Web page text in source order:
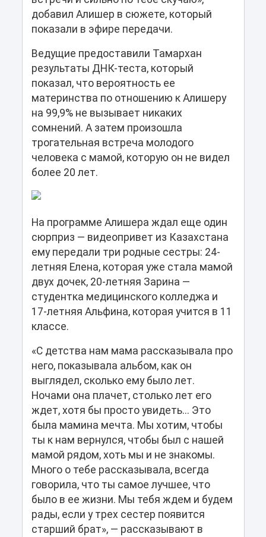
добавил Алишер в сюжете, который
показали в эфире передачи.
Ведущие предоставили Тамархан
результаты ДНК-теста, который
показал, что вероятность ее
материнства по отношению к Алишеру
на 99,9% не вызывает никаких
сомнений. А затем произошла
трогательная встреча молодого
человека с мамой, которую он не видел
более 20 лет.
На программе Алишера ждал еще один
сюрприз — видеопривет из Казахстана
ему передали три родные сестры: 24-
летняя Елена, которая уже стала мамой
двух дочек, 20-летняя Зарина —
студентка медицинского колледжа и
17-летняя Альфина, которая учится в 11
классе.
«С детства нам мама рассказывала про
него, показывала альбом, как он
выглядел, сколько ему было лет.
Ночами она плачет, столько лет его
ждет, хотя бы просто увидеть... Это
была мамина мечта. Мы хотим, чтобы
ты к нам вернулся, чтобы был с нашей
мамой рядом, хоть мы и не знакомы.
Много о тебе рассказывала, всегда
говорила, что ты самое лучшее, что
было в ее жизни. Мы тебя ждем и будем
рады, если у трех сестер появится
старший брат», — рассказывают в